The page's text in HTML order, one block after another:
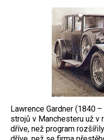
Lawrence Gardner (1840
strojů v Manchesteru už v
dříve, než program